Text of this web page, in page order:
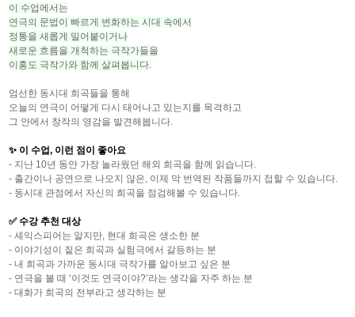
이 수업에서는
연극의 문법이 빠르게 변화하는 시대 속에서
정통을 새롭게 밀어붙이거나
새로운 흐름을 개척하는 극작가들을
이홍도 극작가와 함께 살펴봅니다
엄선한 동시대 희곡들을 통해
오늘의 연극이 어떻게 다시 태어나고 있는지를 목격하고
그 안에서 창작의 영감을 발견해봅니다
✨ 이 수업, 이런 점이 좋아요
- 지난 10년 동안 가장 놀라웠던 해외 희곡을 함께 읽습니다
- 출간이나 공연으로 나오지 않은 이제 막 번역된 작품들까지 접할 수 있습니다
- 동시대 관점에서 자신의 희곡을 점검해볼 수 있습니다
✅ 수강 추천 대상
- 셰익스피어는 알지만 현대 희곡은 생소한 분
- 이야기성이 짙은 희곡과 실험극에서 갈등하는 분
- 내 희곡과 가까운 동시대 극작가를 알아보고 싶은 분
- 연극을 볼 때‘이것도 연극이야?’라는 생각을 자주 하는 분
- 대화가 희곡의 전부라고 생각하는 분